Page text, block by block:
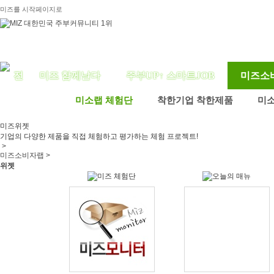
미즈를 시작페이지로
미즈 함께날다 주부UP↑ 스마트JOB 미즈소
미소랩 체험단 착한기업 착한제품 미
미즈위젯
기업의 다양한 제품을 직접 체험하고 평가하는 체험 프로젝트!
>
미즈소비자랩 >
위젯